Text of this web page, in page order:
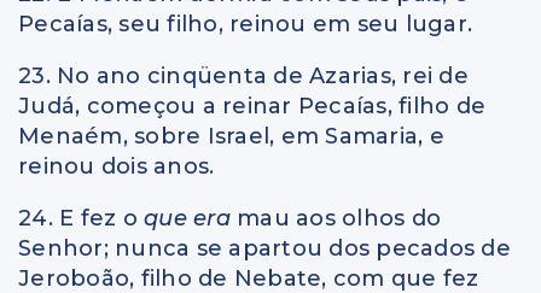
Pecaías, seu filho, reinou em seu lugar.
23. No ano cinqüenta de Azarias, rei de
Judá, começou a reinar Pecaías, filho de
Menaém, sobre Israel, em Samaria, e
reinou dois anos.
24. E fez o que era mau aos olhos do
Senhor; nunca se apartou dos pecados de
Jeroboão, filho de Nebate, com que fez